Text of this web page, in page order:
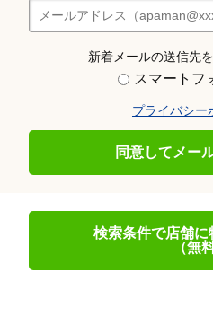
新着メールの送信先
スマートフ
プライバシー
同意してメー
検索条件で店舗
（無